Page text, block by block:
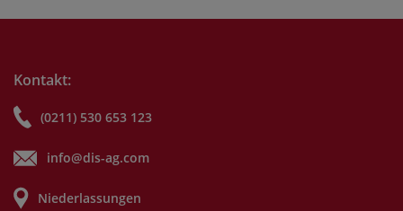
Kontakt:
(0211) 530 653 123
info@dis-ag.com
Niederlassungen